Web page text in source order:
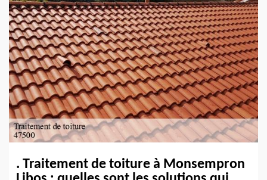
. Traitement de toiture à Monsempron